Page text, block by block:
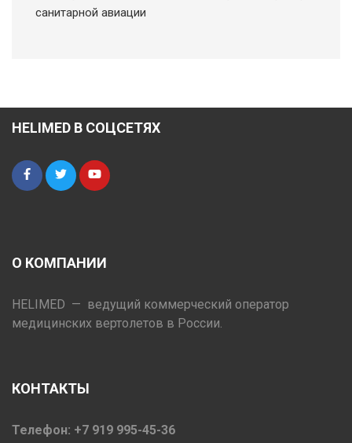
санитарной авиации
HELIMED В СОЦСЕТЯХ
О КОМПАНИИ
HELIMED — ведущий коммерческий оператор
медицинских вертолетов в России.
КОНТАКТЫ
Телефон: +7 919 995-45-36